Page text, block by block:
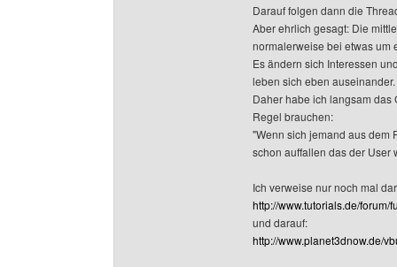
Darauf folgen dann die
Aber ehrlich gesagt: Die
normalerweise bei etwas um
Es ändern sich Interessen
leben sich eben auseinander.
Daher habe ich langsam
Regel brauchen:
"Wenn sich jemand aus dem
schon auffallen das der User
Ich verweise nur noch mal
http://www.tutorials.de/
und darauf:
http://www.planet3dnow.de/